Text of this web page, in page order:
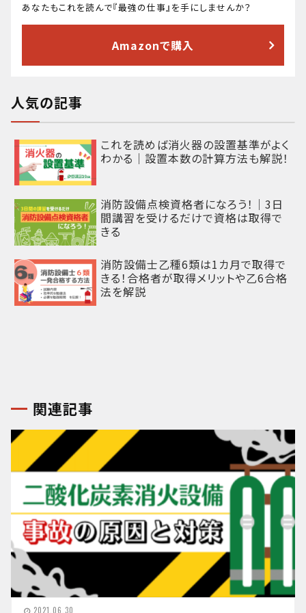
あなたもこれを読んで『最強の仕事』を手にしませんか？
Amazonで購入
人気の記事
これを読めば消火器の設置基準がよく
わかる｜設置本数の計算方法も解説！
消防設備点検資格者になろう！｜3日
間講習を受けるだけで資格は取得で
きる
消防設備士乙種6類は1カ月で取得で
きる！合格者が取得メリットや乙6合格
法を解説
関連記事
2021.06.30